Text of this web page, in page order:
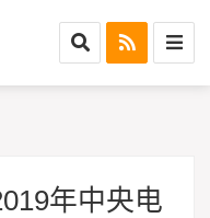
年中央电